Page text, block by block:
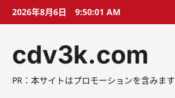
2026年8月6日 9:50:02 AM
cdv3k.com
PR：本サイトはプロモーションを含みます